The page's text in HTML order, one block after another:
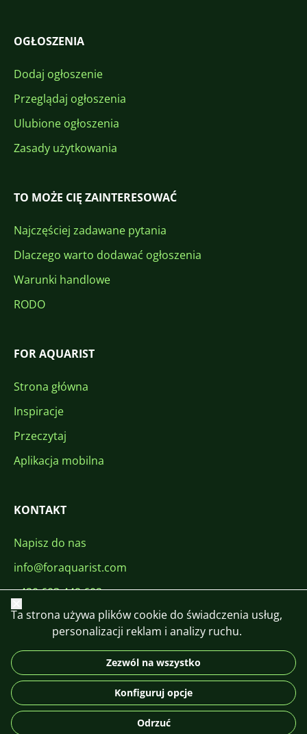
OGŁOSZENIA
Dodaj ogłoszenie
Przeglądaj ogłoszenia
Ulubione ogłoszenia
Zasady użytkowania
TO MOŻE CIĘ ZAINTERESOWAĆ
Najczęściej zadawane pytania
Dlaczego warto dodawać ogłoszenia
Warunki handlowe
RODO
FOR AQUARIST
Strona główna
Inspiracje
Przeczytaj
Aplikacja mobilna
KONTAKT
Napisz do nas
info@foraquarist.com
+420 603 449 602
DE
© 2026 For Aquarist
Zamknij
Ta strona używa plików cookie do świadczenia usług,
personalizacji reklam i analizy ruchu.
Zezwól na wszystko
Konfiguruj opcje
Odrzuć